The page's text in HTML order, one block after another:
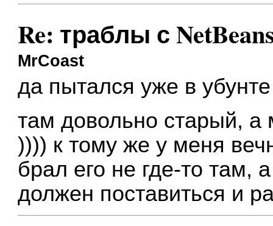
Re: траблы с
MrCoast
да пытался уже в
там довольно старый,
)))) к тому же у меня
брал его не где-то там,
должен поставиться и